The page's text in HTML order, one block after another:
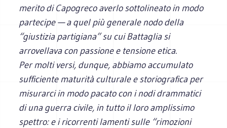
merito di Capogreco averlo sottolineato in modo
partecipe — a quel più generale nodo della
“giustizia partigiana” su cui Battaglia si
arrovellava con passione e tensione etica.
Per molti versi, dunque, abbiamo accumulato
sufficiente maturità culturale e storiografica per
misurarci in modo pacato con i nodi drammatici
di una guerra civile, in tutto il loro amplissimo
spettro: e i ricorrenti lamenti sulle “rimozioni